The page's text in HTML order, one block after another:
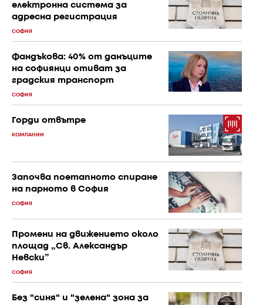
електронна система за
адресна регистрация
СОФИЯ
Фандъкова: 40% от данъците
на софиянци отиват за
градския транспорт
СОФИЯ
Горди отвътре
КОМПАНИИ
Започва поетапното спиране
на парното в София
СОФИЯ
Промени на движението около
площад „Св. Александър
Невски”
СОФИЯ
Без "синя" и "зелена" зона за